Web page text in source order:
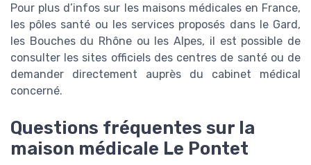
Pour plus d’infos sur les maisons médicales en France,
les pôles santé ou les services proposés dans le Gard,
les Bouches du Rhône ou les Alpes, il est possible de
consulter les sites officiels des centres de santé ou de
demander directement auprès du cabinet médical
concerné.
Questions fréquentes sur la
maison médicale Le Pontet